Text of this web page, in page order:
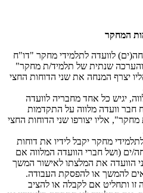
המחקר
לוועדה לתלמידי מחקר "דו"ח
שנתית של תלמיד/ת מחקר"
מס' 7), אליו יצרף המנחה את שני הדוחות החצי
יגיש כל אחד מחבריה לוועדה
חבר וועדה מלווה על התקדמות
אליו יצורפו שני הדוחות החצי
מחקר יקבל לידיו את דוחות
ים (ושל חברי הוועדה המלווה אם
הוועדה את המלצתו לאישור המשך
להמשך או להפסקת העבודה.
זו ותחליט אם לקבלה או להציב